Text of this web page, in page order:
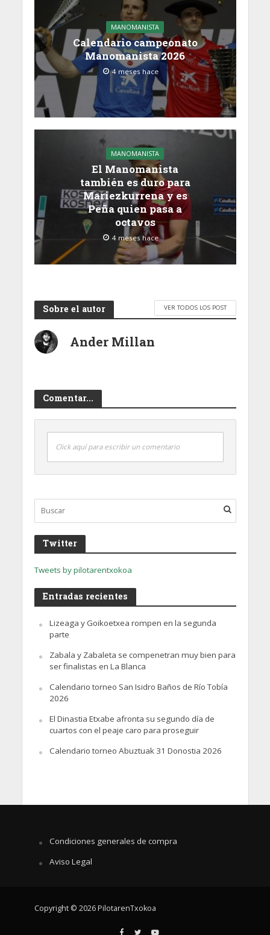
MANOMANISTA
Calendario campeonato
Manomanista 2026
4 meses hace
MANOMANISTA
El Manomanista
también es duro para
Mariezkurrena y es
Peña quien pasa a
octavos
4 meses hace
Sobre el autor VER TODOS LOS POST
Ander Millan
Comentar...
Click aquí para escribir un comentario
Twitter
Tweets by pilotarentxokoa
Entradas recientes
Lizeaga y Goikoetxea rompen en la segunda
parte
Zabala y Zabaleta se compenetran muy bien para
ser finalistas en La Blanca
Calendario torneo San Isidro Baños de Río Tobía
2026
El Dinastia Etxabe afronta su segundo día de
cuartos con el peaje caro para proseguir
Calendario torneo Abuztuak 31 Donostia 2026
Condiciones generales de compra
Aviso Legal
Copyright © 2026 PilotarenTxokoa